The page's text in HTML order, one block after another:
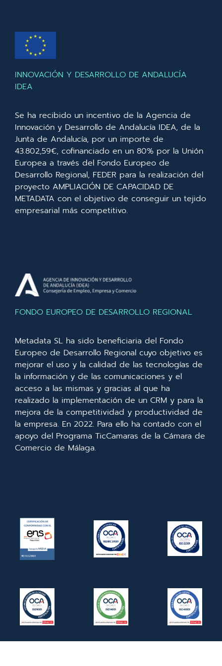
INNOVACIÓN Y DESARROLLO DE ANDALUCÍA
IDEA
Se ha recibido un incentivo de la Agencia de
Innovación y Desarrollo de Andalucía IDEA, de la
Junta de Andalucía, por un importe de
43.802,59€, cofinanciado en un 80% por la Unión
Europea a través del Fondo Europeo de
Desarrollo Regional, FEDER para la realización del
proyecto AMPLIACIÓN DE CAPACIDAD DE
METADATA con el objetivo de conseguir un tejido
empresarial más competitivo.
FONDO EUROPEO DE DESARROLLO REGIONAL
Metadata SL ha sido beneficiaria del Fondo
Europeo de Desarrollo Regional cuyo objetivo es
mejorar el uso y la calidad de las tecnologías de
la información y de las comunicaciones y el
acceso a las mismas y gracias al que ha
realizado la implementación de un CRM y para la
mejora de la competitividad y productividad de
la empresa. En 2022. Para ello ha contado con el
apoyo del Programa TicCamaras de la Cámara de
Comercio de Málaga.